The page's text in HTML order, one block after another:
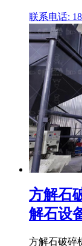
联系电话:
方解石
解石设
方解石破碎